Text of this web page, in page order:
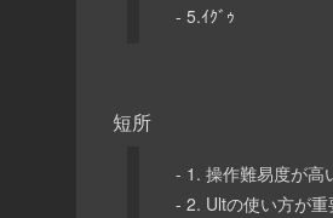
- 5.ｲｸﾞｩ
短所
- 1. 操作難易度が高
- 2. Ultの使い方が